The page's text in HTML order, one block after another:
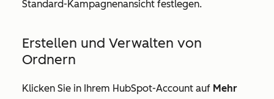
Standard-Kampagnenansicht festlegen.
Erstellen und Verwalten von
Ordnern
Klicken Sie in Ihrem HubSpot-Account auf Mehr